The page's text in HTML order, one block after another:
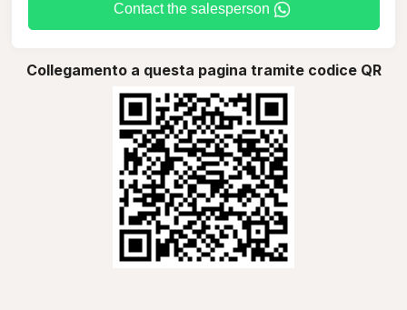
Contact the salesperson
Collegamento a questa pagina tramite codice QR